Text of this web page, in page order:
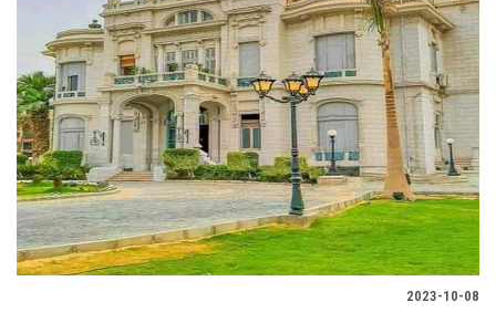
2023-10-08